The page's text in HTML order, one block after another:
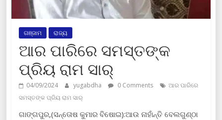
ଗଞ୍ଜାମ ରାଜ୍ୟ
ଆର ପାରିରେ ସମସ୍ତଙ୍କ
ପ୍ରିୟ ରାମ ସାର୍
04/09/2024 yugabdha 0 Comments
ଆର ପାରିରେ
ସମସ୍ତଙ୍କ ପ୍ରିୟ ରାମ ସାର୍
ଗାଙ୍ଗପୁର,(ସନ୍ତୋଷ କୁମାର ବିଷୋଇ):ଆଉ ନାହାଁନ୍ତି ବେଲଗୁଣ୍ଠା